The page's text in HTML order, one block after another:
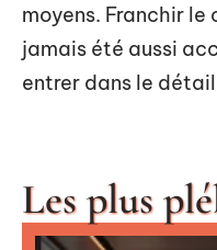
moyens. Franchir le
jamais été aussi
entrer dans le
Les plus